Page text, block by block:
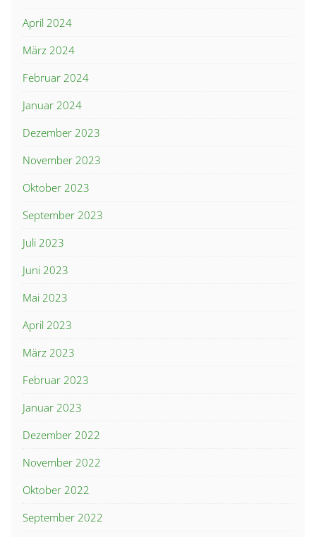
April 2024
März 2024
Februar 2024
Januar 2024
Dezember 2023
November 2023
Oktober 2023
September 2023
Juli 2023
Juni 2023
Mai 2023
April 2023
März 2023
Februar 2023
Januar 2023
Dezember 2022
November 2022
Oktober 2022
September 2022